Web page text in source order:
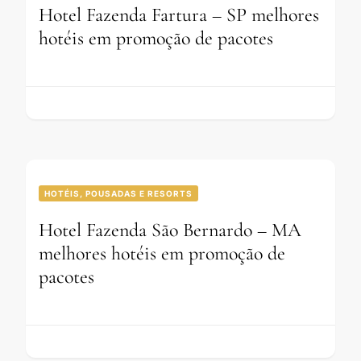
Hotel Fazenda Fartura – SP melhores
hotéis em promoção de pacotes
HOTÉIS, POUSADAS E RESORTS
Hotel Fazenda São Bernardo – MA
melhores hotéis em promoção de
pacotes